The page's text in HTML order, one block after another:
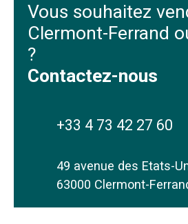
Vous souhaitez
Clermont-Ferrand
?
Contactez-nous
+33 4 73 42 27 60
49 avenue des Etats-
63000 Clermont-